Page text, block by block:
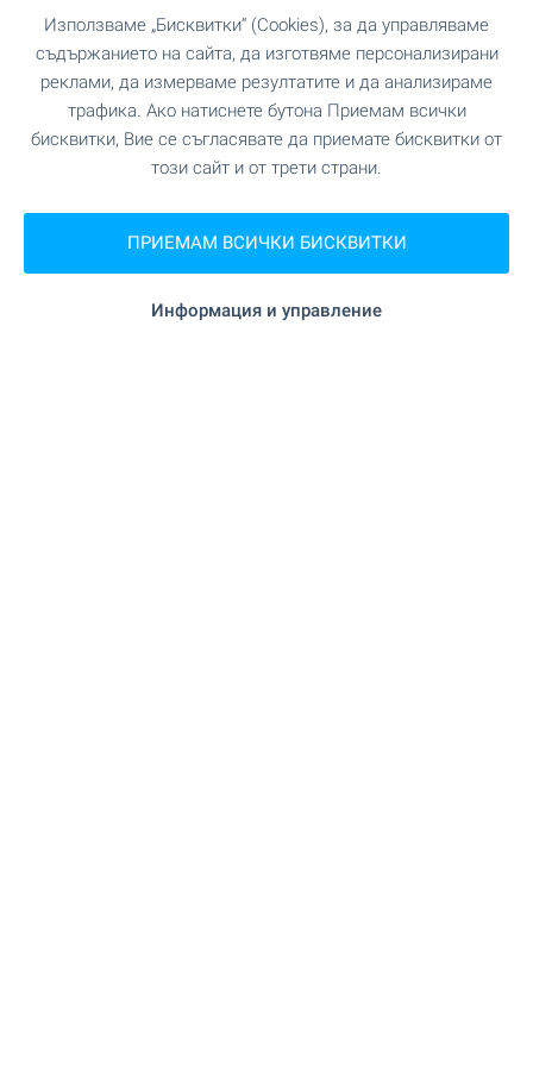
УСЛУГИ
"УниКредит Булбанк" на 516 м. (7 мин.)
м. (7 мин.)
Аптекана 153 м. (2 мин.)
Използваме „Бисквитки“ (Cookies), за да управляваме
съдържанието на сайта, да изготвяме персонализирани
реклами, да измерваме резултатите и да анализираме
трафика. Ако натиснете бутона Приемам всички
бисквитки, Вие се съгласявате да приемате бисквитки от
този сайт и от трети страни.
ПРИЕМАМ ВСИЧКИ БИСКВИТКИ
Информация и управление